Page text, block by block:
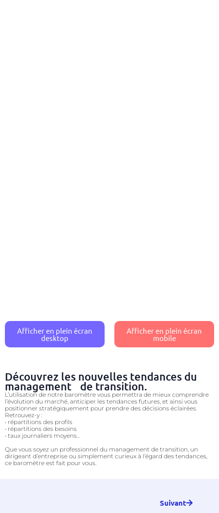
Afficher en plein écran
desktop
Afficher en plein écran
mobile
Découvrez les nouvelles tendances du
management de transition.
L’utilisation de notre baromètre vous permettra de mieux comprendre
l’évolution du marché, anticiper les tendances futures, et ainsi vous
positionner stratégiquement pour prendre des décisions éclairées.
Retrouvez-y :
• répartitions des profils
• répartitions des besoins
• taux journaliers moyens…
Que vous soyez un professionnel du management de transition, un
dirigeant d’entreprise ou simplement curieux à l’égard des tendances,
ce baromètre est fait pour vous.
Suivant